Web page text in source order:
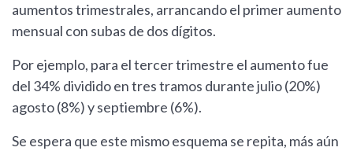
aumentos trimestrales, arrancando el primer aumento
mensual con subas de dos dígitos.
Por ejemplo, para el tercer trimestre el aumento fue
del 34% dividido en tres tramos durante julio (20%)
agosto (8%) y septiembre (6%).
Se espera que este mismo esquema se repita, más aún